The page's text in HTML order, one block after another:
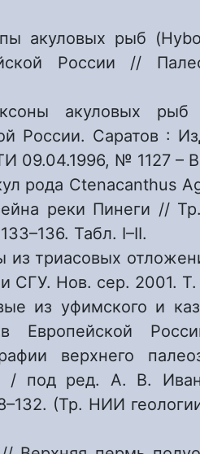
акуловых рыб
России //
акуловых рыб
России. Саратов :
09.04.1996, № 1127 –
рода Ctenacanthus
реки Пинеги //
Табл. I–II.
из триасовых
СГУ. Нов. сер. 2001. Т.
из уфимского и
Европейской
верхнего
/ под ред. А. В.
(Тр. НИИ